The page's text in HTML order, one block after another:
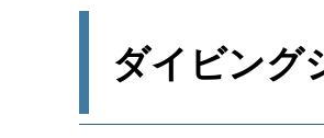
ダイビン